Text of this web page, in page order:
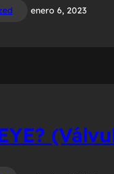
enero 6, 2023